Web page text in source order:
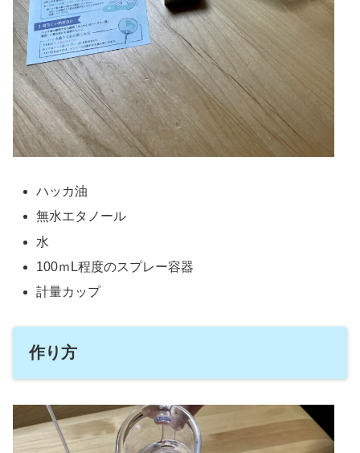
ハッカ油
無水エタノール
水
100ｍL程度のスプレー容器
計量カップ
作り方